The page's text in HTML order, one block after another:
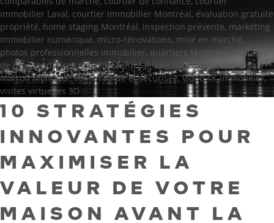
immobilier Laval, courtier immobilier Montréal, évaluation gratuite
propriété, home staging Montréal, inspection prévente, marketing
immobilier numérique, micro-rénovations, mise en marché,
photos professionnelles immobilier, quartiers Montréal ,stratégie
de prix,tendances marché Montréal,valeur maison ,vendre sa
maison Montréal,vente rapide et sécurisée,vidéo 4K immobilier,
visites virtuelles 3D
10 STRATÉGIES
INNOVANTES POUR
MAXIMISER LA
VALEUR DE VOTRE
MAISON AVANT LA